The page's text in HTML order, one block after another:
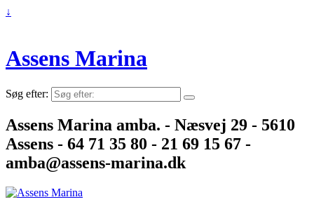
↓
Assens Marina
Søg efter:
Assens Marina amba. - Næsvej 29 - 5610
Assens - 64 71 35 80 - 21 69 15 67 -
amba@assens-marina.dk